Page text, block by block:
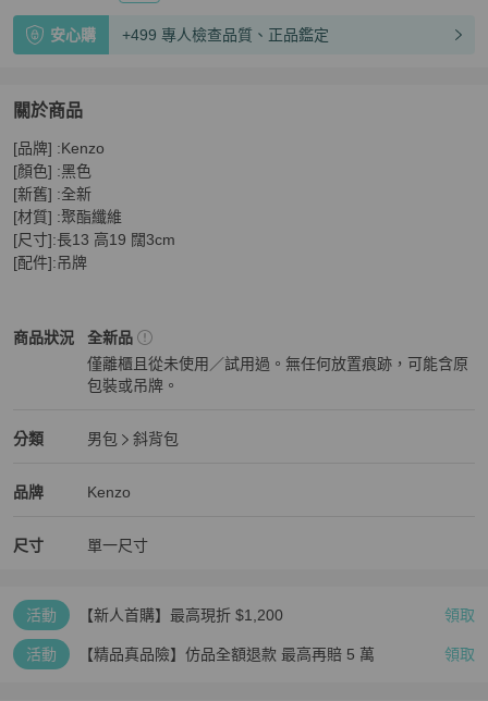
安心購 +499 專人檢查品質、正品鑑定
關於商品
關於Kenzo 手機包
[品牌] :Kenzo
[顏色] :黑色
[新舊] :全新
[材質] :聚酯纖維
[尺寸]:長13 高19 闊3cm
[配件]:吊牌
商品狀況
Kenzo男包 商品狀態與細節
全新品
僅離櫃且從未使用／試用過。無任何放置痕跡，可能含原
包裝或吊牌。
分類
Kenzo 分類資訊
男包
斜背包
品牌
Kenzo 男包品牌介紹
Kenzo
Kenzo 推薦清單
尺寸 單一尺寸
活動 【新人首購】最高現折 $1,200 領取
活動 【精品真品險】仿品全額退款 最高再賠 5 萬 領取